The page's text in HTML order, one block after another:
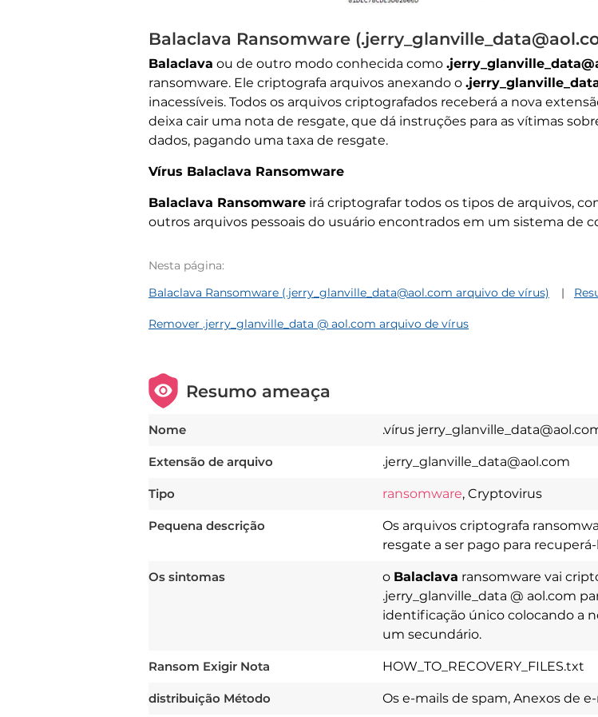
Balaclava Ransomware
Balaclava ou de outro modo conhecida como
ransomware. Ele criptografa arquivos anexando o
inacessíveis. Todos os arquivos criptografados receberá a nova
deixa cair uma nota de resgate, que dá instruções para as vítimas
dados, pagando uma taxa de resgate.
Vírus Balaclava Ransomware
Balaclava Ransomware irá criptografar todos os tipos de arquivos,
outros arquivos pessoais do usuário encontrados em um sistema de
Nesta página:
Balaclava Ransomware (.jerry_glanville_data@aol.com arquivo de vírus)
Remover .jerry_glanville_data @ aol.com arquivo de vírus
Resumo ameaça
Nome .vírus
Extensão de arquivo .jerry_glanville_data@aol.com
Tipo ransomware, Cryptovirus
Pequena descrição
Os arquivos criptografa
resgate a ser pago para
Os sintomas o Balaclava ransomware vai
.jerry_glanville_data @ aol.com
identificação único colocando a
um secundário.
Ransom Exigir Nota HOW_TO_RECOVERY_FILES.txt
distribuição Método Os e-mails de spam, Anexos de
Download
Spy Hunter